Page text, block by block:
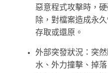
惡意程式攻擊時，
除，對檔案造成永
存取或還原。
外部突發狀況：突
水、外力撞擊、掉